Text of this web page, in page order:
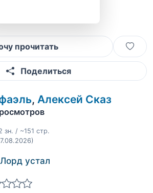
прочитать
Поделиться
, Алексей Сказ
зн. / ~151 стр.
устал